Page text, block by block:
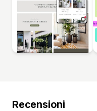
Recensioni